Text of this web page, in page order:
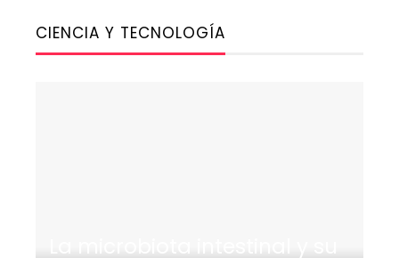
CIENCIA Y TECNOLOGÍA